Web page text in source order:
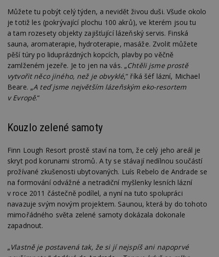
Můžete tu pobýt celý týden, a nevidět živou duši. Všude okolo
je totiž les (pokrývající plochu 100 akrů), ve kterém jsou tu
a tam rozesety objekty zajišťující lázeňský servis. Finská
sauna, aromaterapie, hydroterapie, masáže. Zvolit můžete
pěší túry po liduprázdných kopcích, plavby po věčně
zamlženém jezeře. Je to jen na vás. „Chtěli jsme prostě
vytvořit něco jiného, než je obvyklé,“ říká šéf lázní, Michael
Beare. „A teď jsme největším lázeňským eko-resortem
v Evropě.“
Kouzlo zelené samoty
Finn Lough Resort prostě staví na tom, že celý jeho areál je
skryt pod korunami stromů. A ty se stávají nedílnou součástí
prožívané zkušenosti ubytovaných. Luís Rebelo de Andrade se
na formování odvážné a netradiční myšlenky lesních lázní
v roce 2011 částečně podílel, a nyní na tuto spolupráci
navazuje svým novým projektem. Saunou, která by do tohoto
mimořádného světa zelené samoty dokázala dokonale
zapadnout.
„Vlastně je postavená tak, že si jí nejspíš ani napoprvé